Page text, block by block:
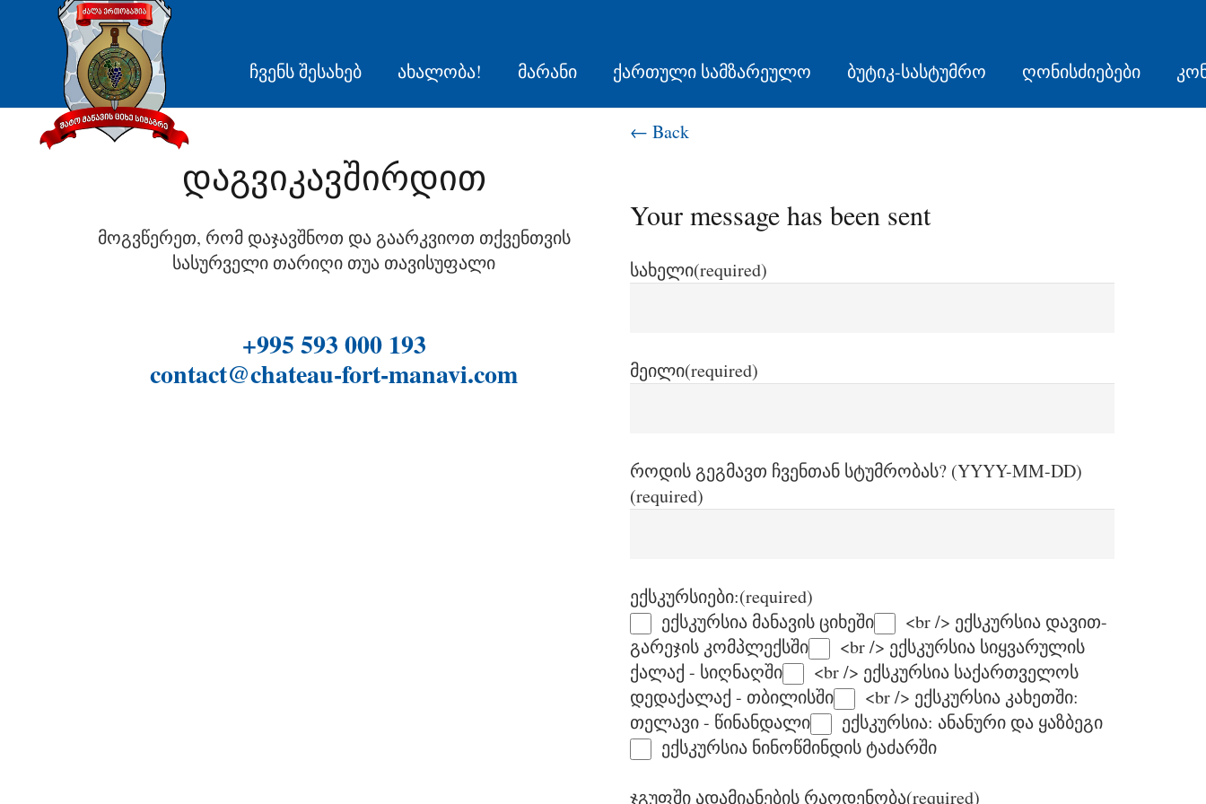
ჩვენს შესახებ ახალობა! მარანი ქართული სამზარეულო ბუტიკ-სასტუმრო ღონისძიებები
დაგვიკავშირდით
მოგვწერეთ, რომ დაჯავშნოთ და გაარკვიოთ თქვენთვის
სასურველი თარიღი თუა თავისუფალი
+995 593 000 193
contact@chateau-fort-manavi.com
← Back
Your message has been sent
სახელი(required)
მეილი(required)
როდის გეგმავთ ჩვენთან სტუმრობას? (YYYY-MM-DD)
(required)
ექსკურსიები:(required)
ექსკურსია მანავის ციხეში
<br /> ექსკურსია დავით-
გარეჯის კომპლექსში
<br /> ექსკურსია სიყვარულის
ქალაქ - სიღნაღში
<br /> ექსკურსია საქართველოს
დედაქალაქ - თბილისში
<br /> ექსკურსია კახეთში:
თელავი - წინანდალი
ექსკურსია: ანანური და ყაზბეგი
ექსკურსია ნინოწმინდის ტაძარში
ჯგუფში ადამიანების რაოდენობა(required)